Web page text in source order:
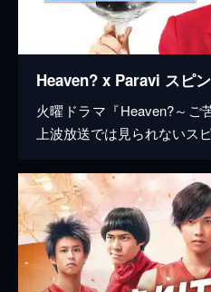
Heaven? x Paravi スピ
火曜ドラマ『Heaven?～ご
上波放送では見られないス